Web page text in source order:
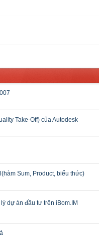
Take-Off) của Autodesk
Sum, Product, biểu thức)
dự án đầu tư trên iBom.IM